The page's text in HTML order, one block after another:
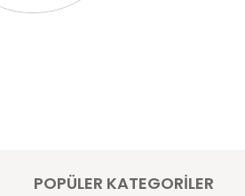
POPÜLER KATEGORİLER